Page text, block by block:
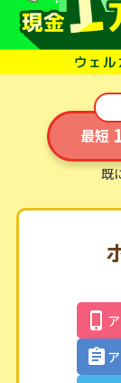
最短
既